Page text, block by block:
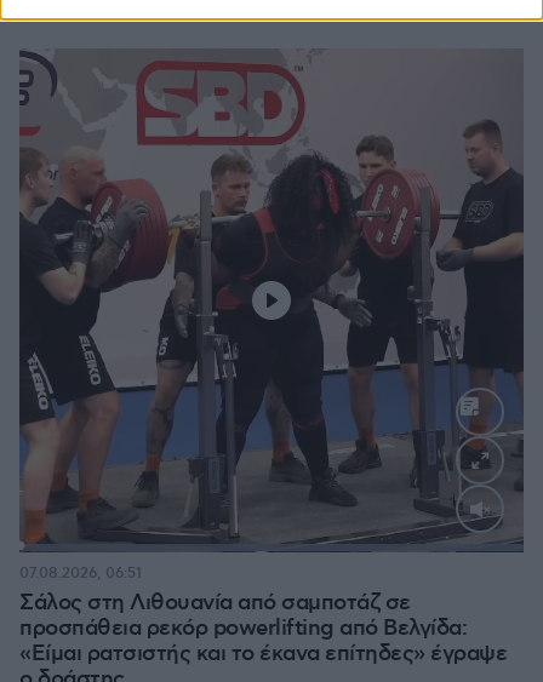
Loaded:
Σάλος στη Λιθουανία από σαμποτάζ σε
προσπάθεια ρεκόρ powerlifting από Βελγίδα:
«Είμαι ρατσιστής και το έκανα επίτηδες» έγραψε
07.08.2026, 06:51